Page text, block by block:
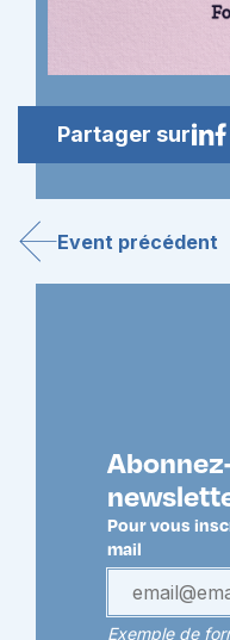
Partager sur
Event précédent
Pour vous
mail
Exemple de